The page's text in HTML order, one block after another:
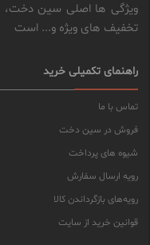
ویژگی ها اصلی سین دخت،
تخفیف های ویژه و... است
راهنمای تکمیلی خرید
تماس با ما
فروش در سین دخت
شیوه های پرداخت
رویه ارسال سفارش
رویه‌های بازگرداندن کالا
قوانین خرید از سایت